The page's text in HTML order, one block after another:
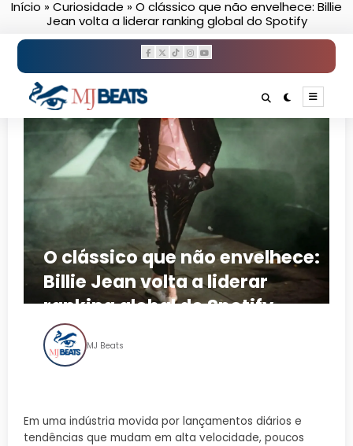
PularInício »Curiosidade »O clássico que não envelhece: Billie
Jean volta a liderar ranking global do Spotify
O clássico que não envelhece:
Billie Jean volta a liderar
ranking global do Spotify
MJ Beats
Em uma indústria movida por lançamentos diários e
tendências que mudam em alta velocidade, poucos